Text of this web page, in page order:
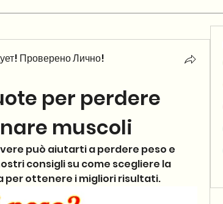
Проверено Лично!
per perdere
muscoli
può aiutarti a perdere peso e
consigli su come scegliere la
per ottenere i migliori risultati.